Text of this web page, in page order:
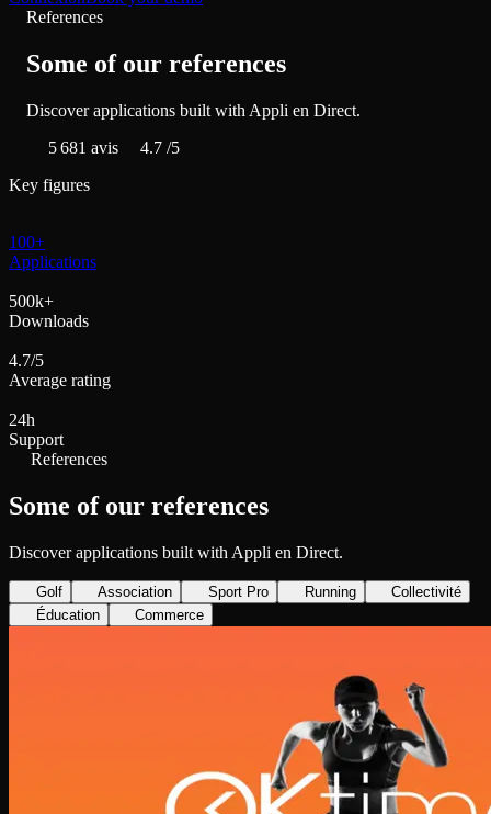
References
Some of our references
Discover applications built with Appli en Direct.
5 681 avis 4.7 /5
Key figures
100+
Applications
500k+
Downloads
4.7/5
Average rating
24h
Support
References
Some of our references
Discover applications built with Appli en Direct.
Golf Association Sport Pro Running
Collectivité
Éducation
Commerce